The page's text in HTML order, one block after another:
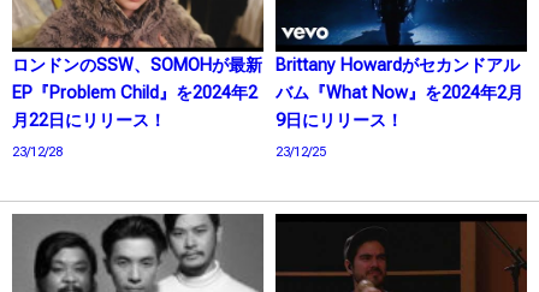
ロンドンのSSW、SOMOHが最新
EP『Problem Child』を2024年2
月22日にリリース！
23/12/28
Brittany Howardがセカンドアル
バム『What Now』を2024年2月
9日にリリース！
23/12/25